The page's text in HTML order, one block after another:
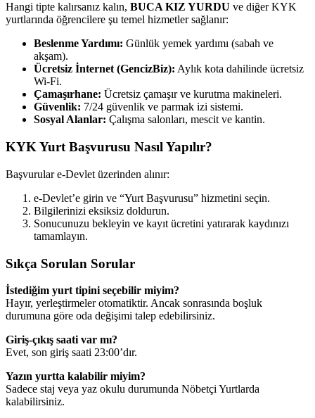
Hangi tipte kalırsanız kalın, BUCA KIZ YURDU ve diğer KYK
yurtlarında öğrencilere şu temel hizmetler sağlanır:
Beslenme Yardımı: Günlük yemek yardımı (sabah ve
akşam).
Ücretsiz İnternet (GencizBiz): Aylık kota dahilinde ücretsiz
Wi-Fi.
Çamaşırhane: Ücretsiz çamaşır ve kurutma makineleri.
Güvenlik: 7/24 güvenlik ve parmak izi sistemi.
Sosyal Alanlar: Çalışma salonları, mescit ve kantin.
KYK Yurt Başvurusu Nasıl Yapılır?
Başvurular e-Devlet üzerinden alınır:
e-Devlet’e girin ve “Yurt Başvurusu” hizmetini seçin.
Bilgilerinizi eksiksiz doldurun.
Sonucunuzu bekleyin ve kayıt ücretini yatırarak kaydınızı
tamamlayın.
Sıkça Sorulan Sorular
İstediğim yurt tipini seçebilir miyim?
Hayır, yerleştirmeler otomatiktir. Ancak sonrasında boşluk
durumuna göre oda değişimi talep edebilirsiniz.
Giriş-çıkış saati var mı?
Evet, son giriş saati 23:00’dır.
Yazın yurtta kalabilir miyim?
Sadece staj veya yaz okulu durumunda Nöbetçi Yurtlarda
kalabilirsiniz.